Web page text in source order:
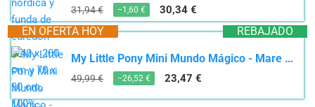
31,94 €
−1,60 € 30,34 €
REBAJADO
EN OFERTA HOY
My Little Pony Mini Mundo Mágico - Mare Stream - Set de Juego de Autocaravana armable - Edad: A...
49,99 € −26,52 € 23,47 €